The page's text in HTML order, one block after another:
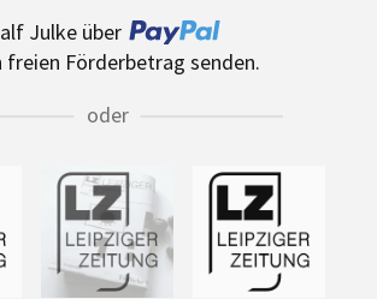
Julke über
freien Förderbetrag senden.
oder